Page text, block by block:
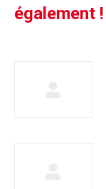
également !